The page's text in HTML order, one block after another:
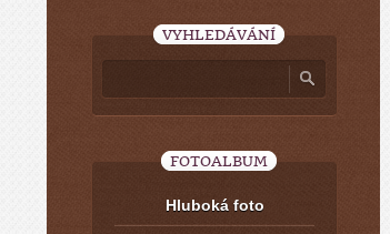
VYHLEDÁVÁNÍ
FOTOALBUM
Hluboká foto